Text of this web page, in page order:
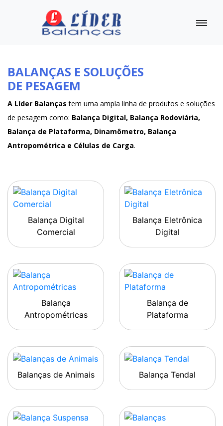
BALANÇAS E SOLUÇÕES
DE PESAGEM
A Líder Balanças tem uma ampla linha de produtos e soluções
de pesagem como: Balança Digital, Balança Rodoviária,
Balança de Plataforma, Dinamômetro, Balança
Antropométrica e Células de Carga.
Balança Digital
Comercial
Balança Eletrônica
Digital
Balança
Antropométricas
Balança de
Plataforma
Balanças de Animais Balança Tendal